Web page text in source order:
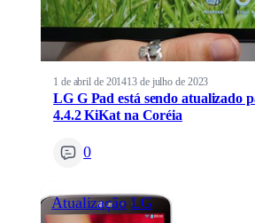
1 de abril de 201413 de julho de 2023
LG G Pad está sendo atualizado
4.4.2 KiKat na Coréia
0
Atualização LG